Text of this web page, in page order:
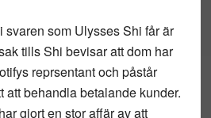
svaren som Ulysses Shi får är
tills Shi bevisar att dom har
reprsentant och påstår
att behandla betalande kunder.
gjort en stor affär av att